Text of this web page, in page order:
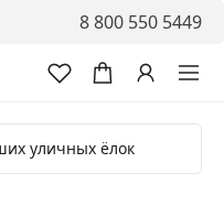
8 800 550 5449
уличных ёлок